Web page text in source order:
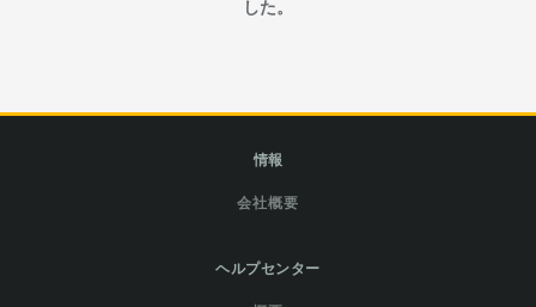
した。
情報
会社概要
ヘルプセンター